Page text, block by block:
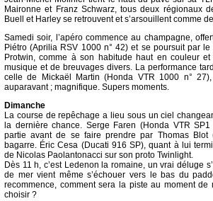
Maironne et Franz Schwarz, tous deux régionaux
Buell et Harley se retrouvent et s’arsouillent comme
Samedi soir, l’apéro commence au champagne,
Piétro (Aprilia RSV 1000 n° 42) et se poursuit par
Protwin, comme à son habitude haut en couleur
musique et de breuvages divers. La performance
celle de Mickaël Martin (Honda VTR 1000 n°
auparavant ; magnifique. Supers moments.
Dimanche
La course de repêchage a lieu sous un ciel
la dernière chance. Serge Faren (Honda VTR
partie avant de se faire prendre par Thomas Blot
bagarre. Éric Cesa (Ducati 916 SP), quant à lui
de Nicolas Paolantonacci sur son proto Twinlight.
Dès 11 h, c’est Ledenon la romaine, un vrai déluge
de mer vient même s’échouer vers le bas du
recommence, comment sera la piste au moment de
choisir ?